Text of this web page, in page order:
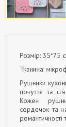
Розмір: 35*75
Тканина:
Рушники
почуття та
Кожен
сердечок та
романтичності